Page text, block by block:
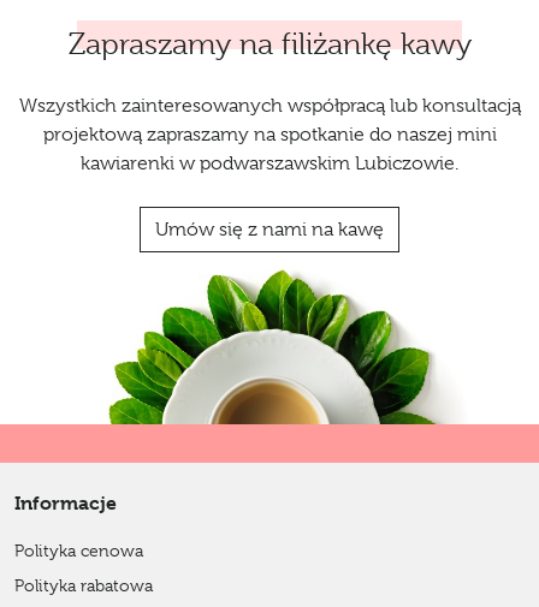
Zapraszamy na filiżankę kawy
Wszystkich zainteresowanych współpracą lub konsultacją
projektową zapraszamy na spotkanie do naszej mini
kawiarenki w podwarszawskim Lubiczowie.
Umów się z nami na kawę
Informacje
Polityka cenowa
Polityka rabatowa